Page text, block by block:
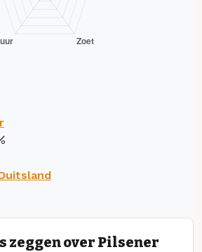
zeggen over Pilsener